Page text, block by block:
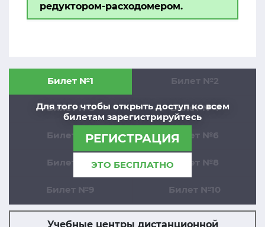
редуктором-расходомером.
Для того чтобы открыть доступ ко всем
билетам зарегистрируйтесь
РЕГИСТРАЦИЯ
ЭТО БЕСПЛАТНО
Билет №1 Билет №2
Билет №3 Билет №4
Билет №5 Билет №6
Билет №7 Билет №8
Билет №9 Билет №10
Учебные центры дистанционной